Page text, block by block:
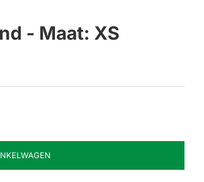
- Maat: XS